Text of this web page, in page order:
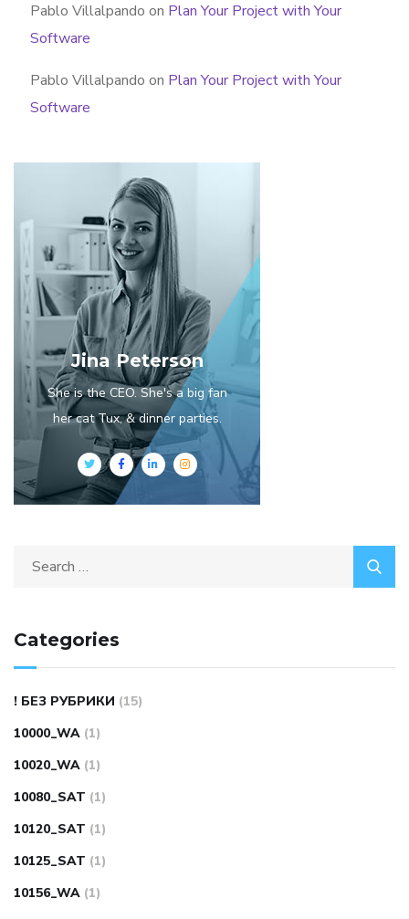
Pablo Villalpando on Plan Your Project with Your
Software
Pablo Villalpando on Plan Your Project with Your
Software
Jina Peterson
She is the CEO. She's a big fan
her cat Tux, & dinner parties.
Search
Categories
! БЕЗ РУБРИКИ (15)
10000_WA (1)
10020_WA (1)
10080_SAT (1)
10120_SAT (1)
10125_SAT (1)
10156_WA (1)